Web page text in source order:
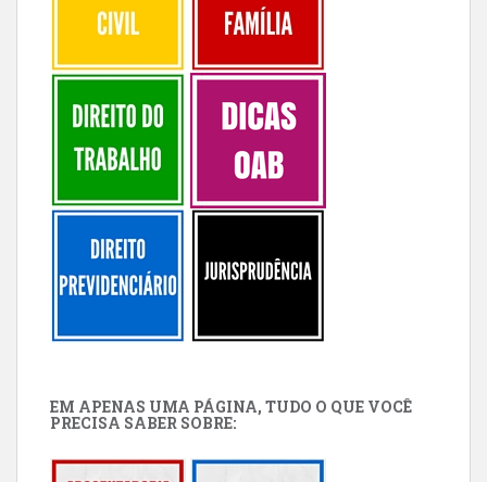
EM APENAS UMA PÁGINA, TUDO O QUE VOCÊ
PRECISA SABER SOBRE: